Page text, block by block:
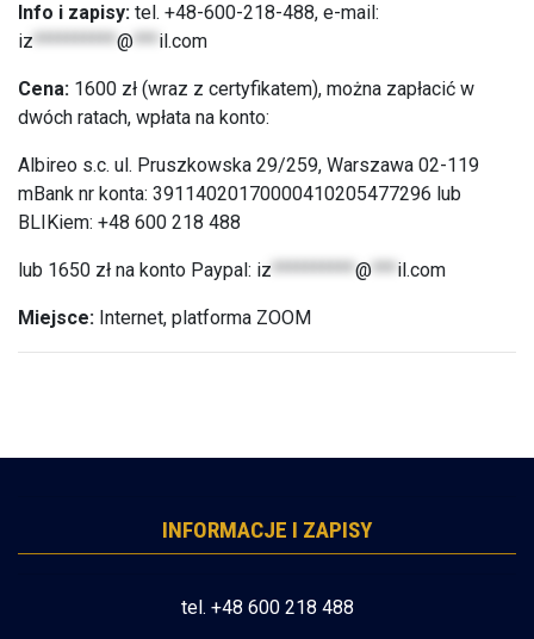
Info i zapisy: tel. +48-600-218-488, e-mail:
iz ********** @ *** il.com
Cena: 1600 zł (wraz z certyfikatem), można zapłacić w
dwóch ratach, wpłata na konto:
Albireo s.c. ul. Pruszkowska 29/259, Warszawa 02-119
mBank nr konta: 39114020170000410205477296 lub
BLIKiem: +48 600 218 488
lub 1650 zł na konto Paypal: iz ********** @ *** il.com
Miejsce: Internet, platforma ZOOM
INFORMACJE I ZAPISY
tel. +48 600 218 488